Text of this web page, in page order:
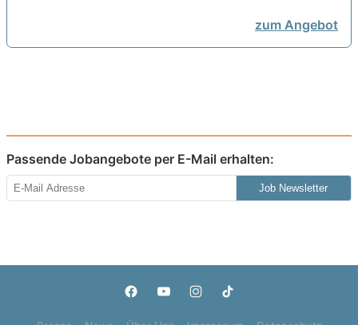
zum Angebot
Passende Jobangebote per E-Mail erhalten:
Job Newsletter